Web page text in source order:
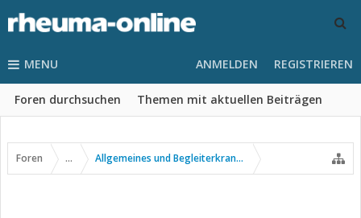
MENU
Foren durchsuchen Themen mit aktuellen Beiträgen
ANMELDEN REGISTRIEREN
Foren ... Allgemeines und Begleiterkrankungen